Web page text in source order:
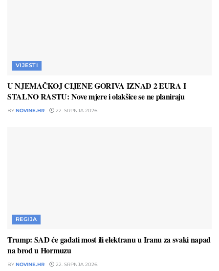
VIJESTI
U NJEMAČKOJ CIJENE GORIVA IZNAD 2 EURA I
STALNO RASTU: Nove mjere i olakšice se ne planiraju
BY NOVINE.HR 22. SRPNJA 2026.
REGIJA
Trump: SAD će gađati most ili elektranu u Iranu za svaki napad
na brod u Hormuzu
BY NOVINE.HR 22. SRPNJA 2026.